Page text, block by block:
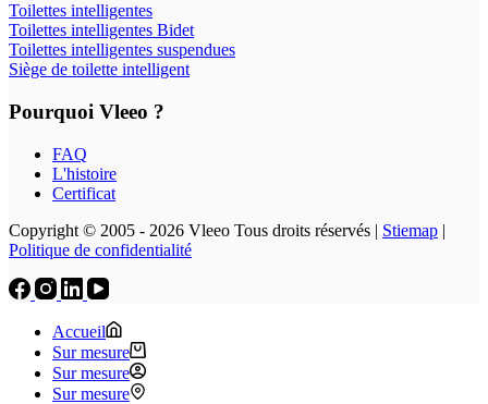
Toilettes intelligentes
Toilettes intelligentes Bidet
Toilettes intelligentes suspendues
Siège de toilette intelligent
Pourquoi Vleeo ?
FAQ
L'histoire
Certificat
Copyright © 2005 - 2026 Vleeo Tous droits réservés | Stiemap |
Politique de confidentialité
Accueil
Sur mesure
Sur mesure
Sur mesure